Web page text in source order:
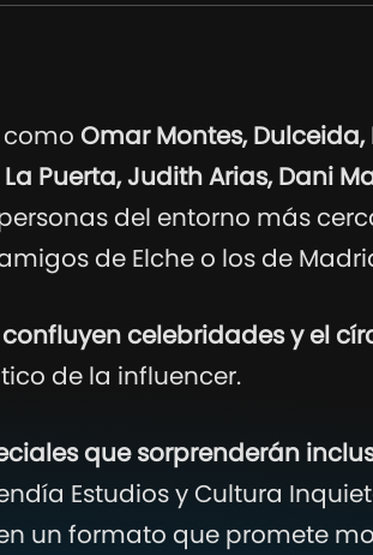
Omar Montes,
Puerta, Judith Arias, Dani
del entorno más
de Elche o los de
celebridades y el
de la influencer.
que sorprenderán
Estudios y Cultura
un formato que promete